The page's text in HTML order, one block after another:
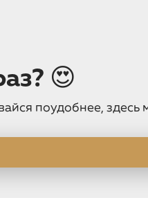
😍
поудобнее, здесь